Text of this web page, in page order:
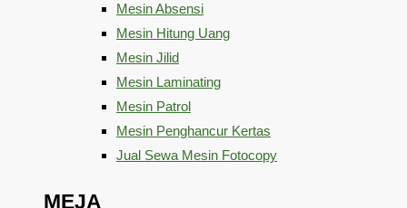
Mesin Absensi
Mesin Hitung Uang
Mesin Jilid
Mesin Laminating
Mesin Patrol
Mesin Penghancur Kertas
Jual Sewa Mesin Fotocopy
MEJA